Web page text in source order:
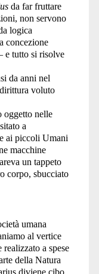
da far fruttare
non servono
logica
concezione
e tutto si risolve
da anni nel
voluto
oggetto nelle
a
ai piccoli Umani
macchine
un tappeto
corpo, sbucciato
umana
al vertice
a spese
della Natura
diviene cibo